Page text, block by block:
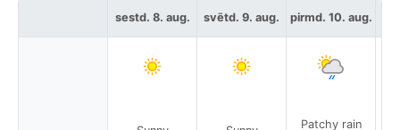
sestd. 8. aug. svētd. 9. aug. pirmd. 10. aug.
Patchy rain